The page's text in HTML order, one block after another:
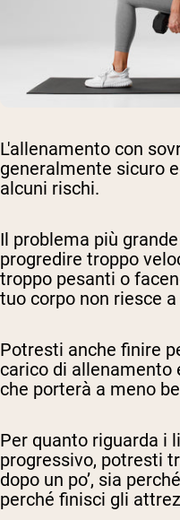
L'allenamento con
generalmente sicuro
alcuni rischi.
Il problema più
progredire troppo
troppo pesanti o
tuo corpo non riesce
Potresti anche finire
carico di allenamento
che porterà a meno
Per quanto riguarda i
progressivo, potresti
dopo un po’, sia
perché finisci gli